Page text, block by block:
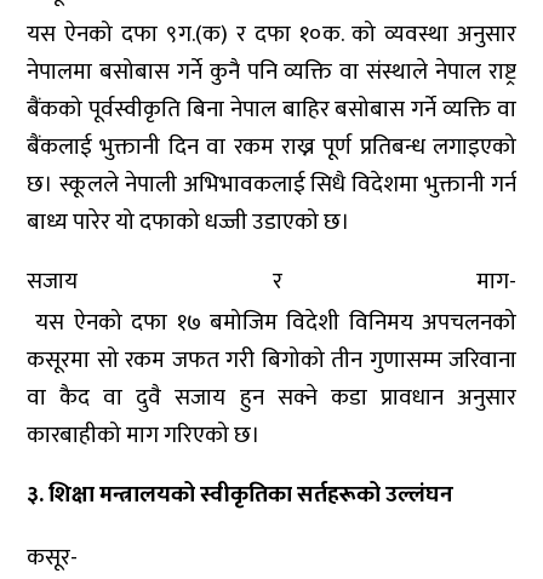
यस ऐनको दफा ९ग.(क) र दफा १०क. को व्यवस्था अनुसार
नेपालमा बसोबास गर्ने कुनै पनि व्यक्ति वा संस्थाले नेपाल राष्ट्र
बैंकको पूर्वस्वीकृति बिना नेपाल बाहिर बसोबास गर्ने व्यक्ति वा
बैंकलाई भुक्तानी दिन वा रकम राख्न पूर्ण प्रतिबन्ध लगाइएको
छ। स्कूलले नेपाली अभिभावकलाई सिधै विदेशमा भुक्तानी गर्न
बाध्य पारेर यो दफाको धज्जी उडाएको छ।
सजाय र माग-
यस ऐनको दफा १७ बमोजिम विदेशी विनिमय अपचलनको
कसूरमा सो रकम जफत गरी बिगोको तीन गुणासम्म जरिवाना
वा कैद वा दुवै सजाय हुन सक्ने कडा प्रावधान अनुसार
कारबाहीको माग गरिएको छ।
३. शिक्षा मन्त्रालयको स्वीकृतिका सर्तहरूको उल्लंघन
कसूर-